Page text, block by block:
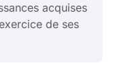
acquises
de ses